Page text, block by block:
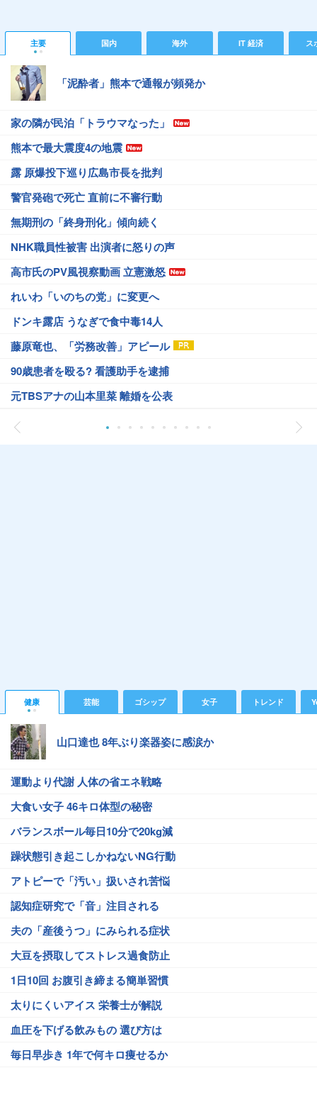
主要 国内 海外 IT 経済 ス
「泥酔者」熊本で通報が頻発か
家の隣が民泊「トラウマなった」
熊本で最大震度4の地震
露 原爆投下巡り広島市長を批判
警官発砲で死亡 直前に不審行動
無期刑の「終身刑化」傾向続く
NHK職員性被害 出演者に怒りの声
高市氏のPV風視察動画 立憲激怒
れいわ「いのちの党」に変更へ
ドンキ露店 うなぎで食中毒14人
藤原竜也、「労務改善」アピール
90歳患者を殴る? 看護助手を逮捕
元TBSアナの山本里菜 離婚を公表
健康 芸能 ゴシップ 女子 トレンド
山口達也 8年ぶり楽器姿に感涙か
運動より代謝 人体の省エネ戦略
大食い女子 46キロ体型の秘密
バランスボール毎日10分で20kg減
躁状態引き起こしかねないNG行動
アトピーで「汚い」扱いされ苦悩
認知症研究で「音」注目される
夫の「産後うつ」にみられる症状
大豆を摂取してストレス過食防止
1日10回 お腹引き締まる簡単習慣
太りにくいアイス 栄養士が解説
血圧を下げる飲みもの 選び方は
毎日早歩き 1年で何キロ痩せるか